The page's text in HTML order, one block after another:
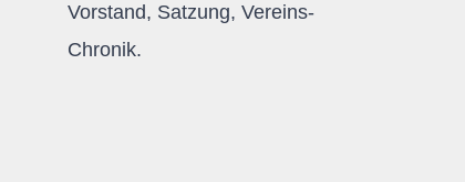
Vorstand, Satzung, Vereins-
Chronik.